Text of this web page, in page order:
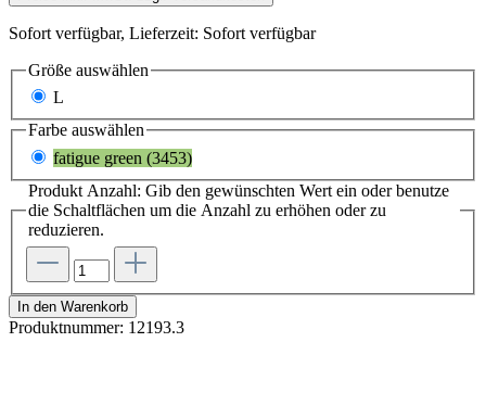
Sofort verfügbar, Lieferzeit: Sofort verfügbar
Größe auswählen
L
Farbe auswählen
fatigue green (3453)
Produkt Anzahl: Gib den gewünschten Wert ein oder benutze
die Schaltflächen um die Anzahl zu erhöhen oder zu
reduzieren.
In den Warenkorb
Produktnummer: 12193.3